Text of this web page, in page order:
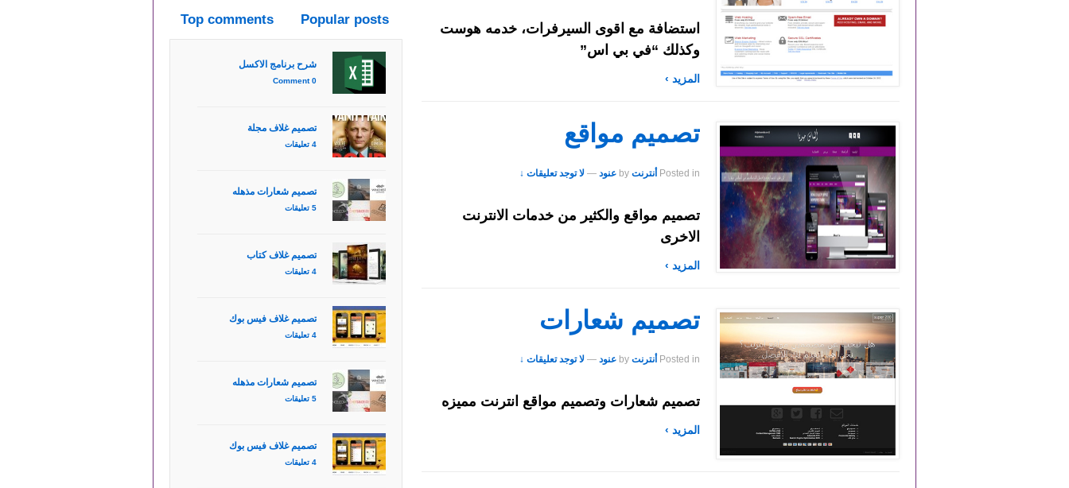
استضافة مع اقوى السيرفرات، خدمه هوست
وكذلك “في بي اس”
المزيد ›
تصميم مواقع
Posted in أنترنت by عنود — لا توجد تعليقات ↓
تصميم مواقع والكثير من خدمات الانترنت
الاخرى
المزيد ›
تصميم شعارات
Posted in أنترنت by عنود — لا توجد تعليقات ↓
تصميم شعارات وتصميم مواقع انترنت مميزه
المزيد ›
Popular posts
Top comments
شرح برنامج الاكسل
0 Comment
تصميم غلاف مجلة
4 تعليقات
تصميم شعارات مذهله
5 تعليقات
تصميم غلاف كتاب
4 تعليقات
تصميم غلاف فيس بوك
4 تعليقات
تصميم شعارات مذهله
5 تعليقات
تصميم غلاف فيس بوك
4 تعليقات